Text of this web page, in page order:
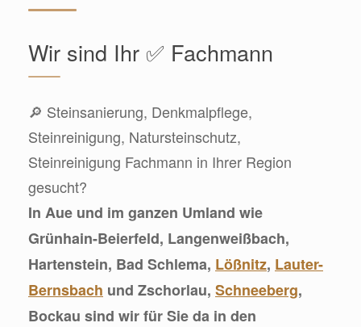
Wir sind Ihr ✅ Fachmann
🔎 Steinsanierung, Denkmalpflege,
Steinreinigung, Natursteinschutz,
Steinreinigung Fachmann in Ihrer Region
gesucht?
In Aue und im ganzen Umland wie
Grünhain-Beierfeld, Langenweißbach,
Hartenstein, Bad Schlema, Lößnitz, Lauter-
Bernsbach und Zschorlau, Schneeberg,
Bockau sind wir für Sie da in den